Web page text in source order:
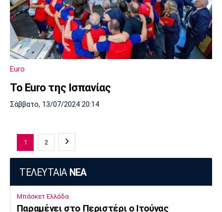
Euro
To Euro της Ισπανίας
Σάββατο, 13/07/2024 20:14
1 2
ΤΕΛΕΥΤΑΙΑ ΝΕΑ
Μπάσκετ Ελλάδα
Παραμένει στο Περιστέρι ο Ιτούνας